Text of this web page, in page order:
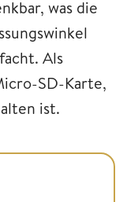
was die
Als
SD-Karte,
ist.